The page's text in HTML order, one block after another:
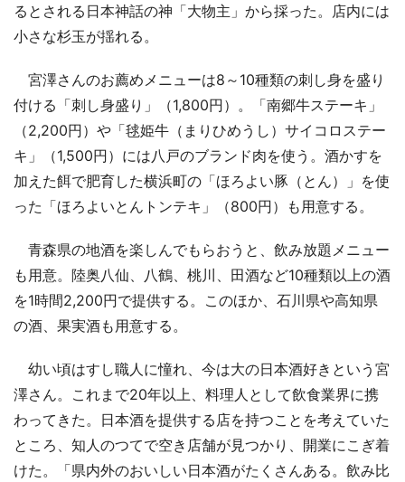
るとされる日本神話の神「大物主」から採った。店内には
小さな杉玉が揺れる。
宮澤さんのお薦めメニューは8～10種類の刺し身を盛り
付ける「刺し身盛り」（1,800円）。「南郷牛ステーキ」
（2,200円）や「毬姫牛（まりひめうし）サイコロステー
キ」（1,500円）には八戸のブランド肉を使う。酒かすを
加えた餌で肥育した横浜町の「ほろよい豚（とん）」を使
った「ほろよいとんトンテキ」（800円）も用意する。
青森県の地酒を楽しんでもらおうと、飲み放題メニュー
も用意。陸奥八仙、八鶴、桃川、田酒など10種類以上の酒
を1時間2,200円で提供する。このほか、石川県や高知県
の酒、果実酒も用意する。
幼い頃はすし職人に憧れ、今は大の日本酒好きという宮
澤さん。これまで20年以上、料理人として飲食業界に携
わってきた。日本酒を提供する店を持つことを考えていた
ところ、知人のつてで空き店舗が見つかり、開業にこぎ着
けた。「県内外のおいしい日本酒がたくさんある。飲み比